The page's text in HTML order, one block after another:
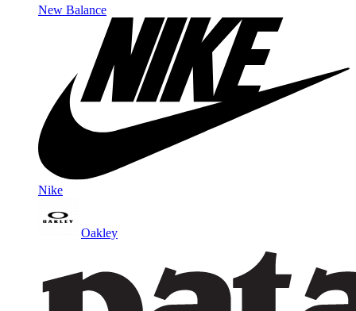
New Balance
Nike
Oakley